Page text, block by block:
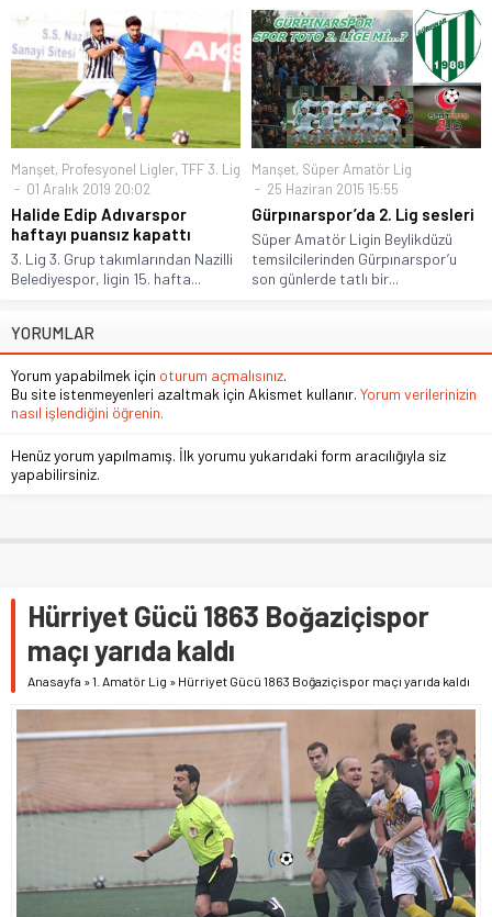
Manşet, Profesyonel Ligler, TFF 3. Lig
01 Aralık 2019 20:02
Halide Edip Adıvarspor
haftayı puansız kapattı
3. Lig 3. Grup takımlarından Nazilli
Belediyespor, ligin 15. hafta...
Manşet, Süper Amatör Lig
25 Haziran 2015 15:55
Gürpınarspor’da 2. Lig sesleri
Süper Amatör Ligin Beylikdüzü
temsilcilerinden Gürpınarspor’u
son günlerde tatlı bir...
YORUMLAR
Yorum yapabilmek için oturum açmalısınız.
Bu site istenmeyenleri azaltmak için Akismet kullanır. Yorum verilerinizin
nasıl işlendiğini öğrenin.
Henüz yorum yapılmamış. İlk yorumu yukarıdaki form aracılığıyla siz
yapabilirsiniz.
Hürriyet Gücü 1863 Boğaziçispor
maçı yarıda kaldı
Anasayfa »1. Amatör Lig » Hürriyet Gücü 1863 Boğaziçispor maçı yarıda kaldı